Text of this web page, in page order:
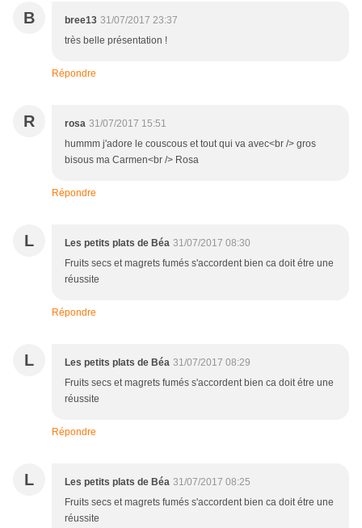
B bree13 31/07/2017 23:37
très belle présentation !
Répondre
R rosa 31/07/2017 15:51
hummm j'adore le couscous et tout qui va avec<br /> gros
bisous ma Carmen<br /> Rosa
Répondre
L Les petits plats de Béa 31/07/2017 08:30
Fruits secs et magrets fumés s'accordent bien ca doit étre une
réussite
Répondre
L Les petits plats de Béa 31/07/2017 08:29
Fruits secs et magrets fumés s'accordent bien ca doit étre une
réussite
Répondre
L Les petits plats de Béa 31/07/2017 08:25
Fruits secs et magrets fumés s'accordent bien ca doit étre une
réussite